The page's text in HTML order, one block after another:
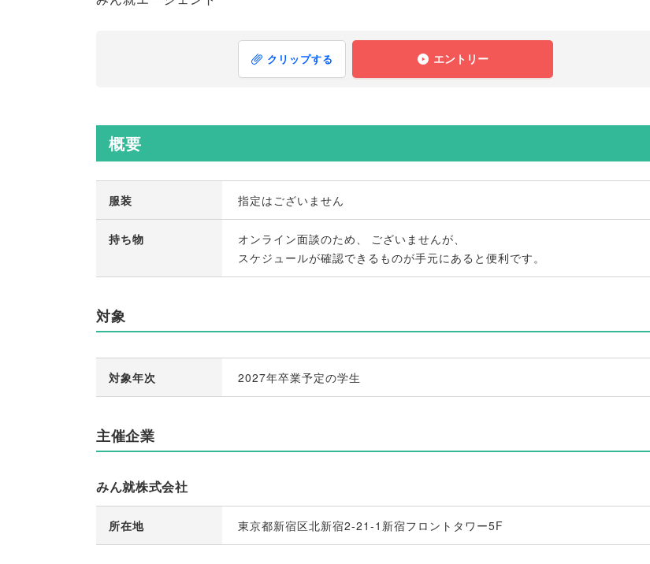
クリップする エントリー
概要
服装 指定はございません
持ち物 オンライン面談のため ございませんが
スケジュールが確認できるものが手元にあると便利です 。
対象
対象年次 2027年卒業予定の学生
主催企業
みん就株式会社
所在地 東京都新宿区北新宿2-21-1新宿フロントタワー5F